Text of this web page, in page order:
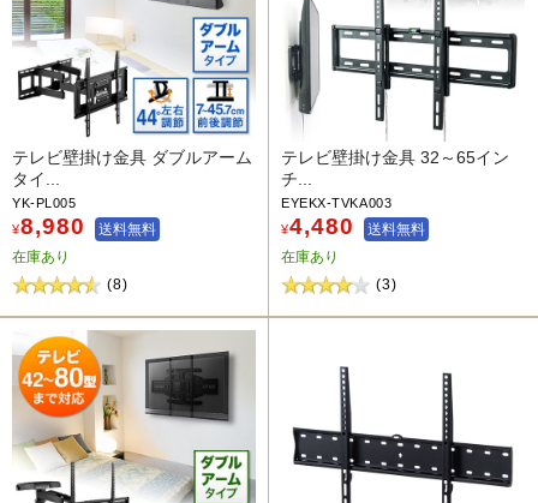
テレビ壁掛け金具 ダブルアーム
タイ...
YK-PL005
¥8,980
送料無料
在庫あり
(8)
テレビ壁掛け金具 32～65イン
チ...
EYEKX-TVKA003
¥4,480
送料無料
在庫あり
(3)